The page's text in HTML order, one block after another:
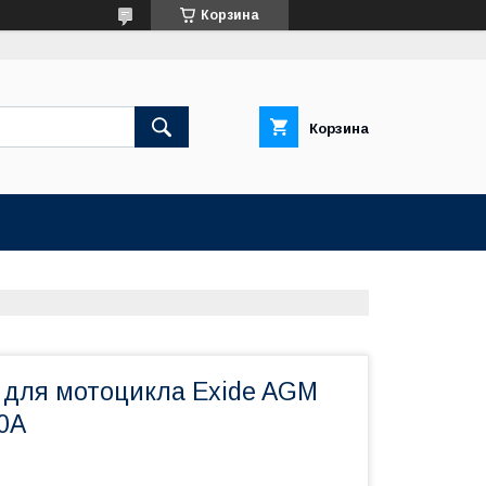
Корзина
Корзина
мотоцикла Exide AGM